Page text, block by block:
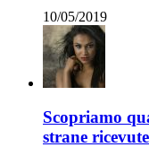
10/05/2019
Scopriamo
strane